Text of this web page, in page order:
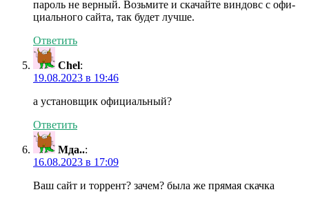
пароль не верный. Возьмите и скачайте виндовс с офи-
циального сайта, так будет лучше.
Ответить
Chel:
19.08.2023 в 19:46
а установщик официальный?
Ответить
Мда..:
16.08.2023 в 17:09
Ваш сайт и торрент? зачем? была же прямая скачка